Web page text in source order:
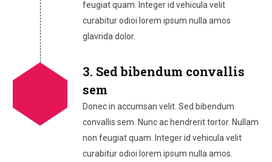
feugiat quam. Integer id vehicula velit
curabitur odioi lorem ipsum nulla amos
glavrida dolor.
3. Sed bibendum convallis
sem
Donec in accumsan velit. Sed bibendum
convallis sem. Nunc ac hendrerit tortor. Nullam
non feugiat quam. Integer id vehicula velit
curabitur odioi lorem ipsum nulla amos.